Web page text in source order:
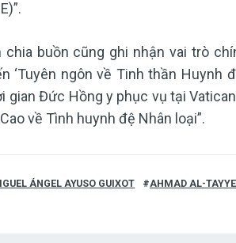
chia buồn cũng ghi nhận vai trò
‘Tuyên ngôn về Tinh thần Huynh
gian Đức Hồng y phục vụ tại
về Tình huynh đệ Nhân loại”.
ÁNGEL AYUSO GUIXOT AHMAD AL-